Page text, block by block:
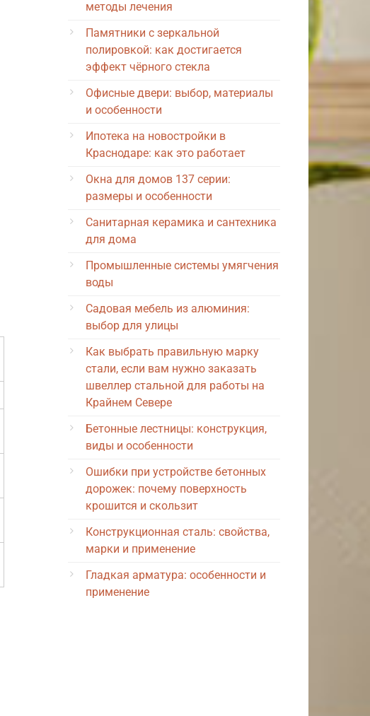
методы лечения
Памятники с зеркальной
полировкой: как достигается
эффект чёрного стекла
Офисные двери: выбор, материалы
и особенности
Ипотека на новостройки в
Краснодаре: как это работает
Окна для домов 137 серии:
размеры и особенности
Санитарная керамика и сантехника
для дома
Промышленные системы умягчения
воды
Садовая мебель из алюминия:
выбор для улицы
Как выбрать правильную марку
стали, если вам нужно заказать
швеллер стальной для работы на
Крайнем Севере
Бетонные лестницы: конструкция,
виды и особенности
Ошибки при устройстве бетонных
дорожек: почему поверхность
крошится и скользит
Конструкционная сталь: свойства,
марки и применение
Гладкая арматура: особенности и
применение